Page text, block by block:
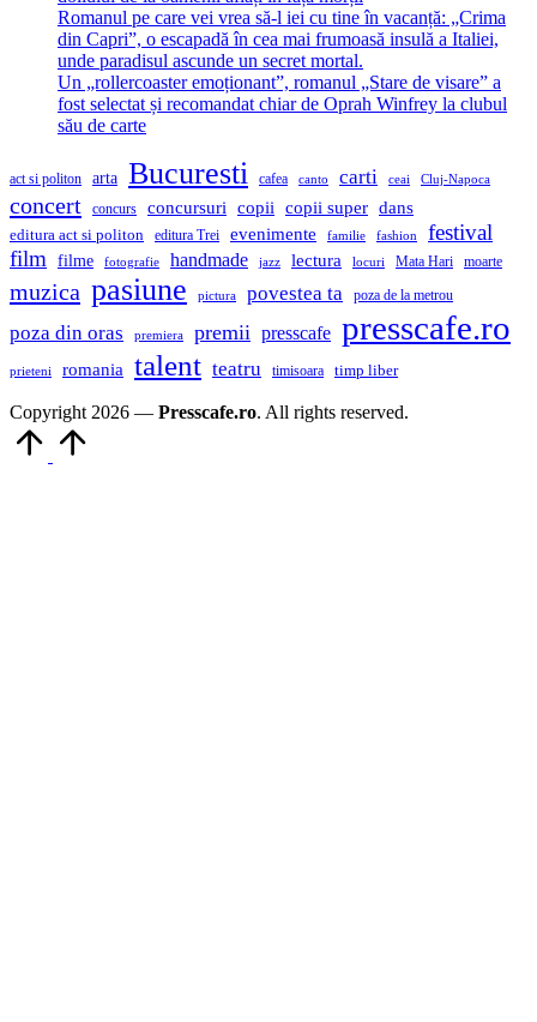
Romanul pe care vei vrea să-l iei cu tine în vacanță: „Crima
din Capri”, o escapadă în cea mai frumoasă insulă a Italiei,
unde paradisul ascunde un secret mortal.
Un „rollercoaster emoționant”, romanul „Stare de visare” a
fost selectat și recomandat chiar de Oprah Winfrey la clubul
său de carte
act si politon arta Bucuresti cafea canto carti ceai Cluj-Napoca
concert concurs concursuri copii copii super dans
editura act si politon editura Trei evenimente familie fashion
festival
film filme fotografie handmade jazz lectura locuri Mata Hari moarte
muzica pasiune pictura povestea ta poza de la metrou
poza din oras premiera premii presscafe presscafe.ro
prieteni romania talent teatru timisoara timp liber
Copyright 2026 — Presscafe.ro. All rights reserved.